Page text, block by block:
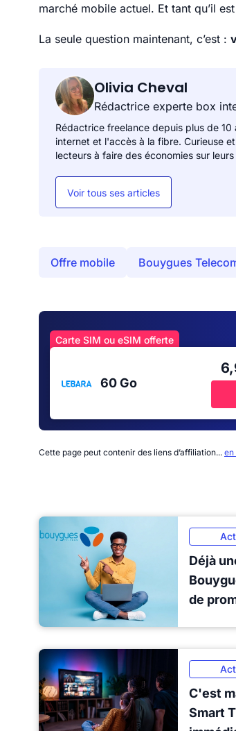
marché mobile actuel. Et tant qu’il
La seule question maintenant, c’est :
Olivia Cheval
Rédactrice experte box
Rédactrice freelance depuis plus de
internet et l'accès à la fibre. Curieuse
lecteurs à faire des économies sur
Voir tous ses articles
Offre mobile Bouygues
Carte SIM ou eSIM offerte
60 Go
Cette page peut contenir des liens d’affiliation... en
Déjà
de
C'est
Smart